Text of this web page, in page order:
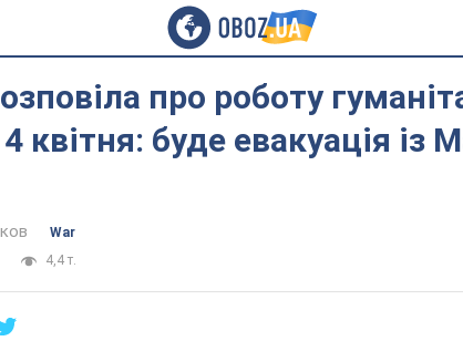
про роботу
квітня: буде евакуація із
War
4,4 т.